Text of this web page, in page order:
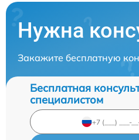
Нужна
Закажите бесплатную
Бесплатная
специалистом